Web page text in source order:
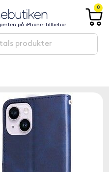
på iPhone-tillbehör
0